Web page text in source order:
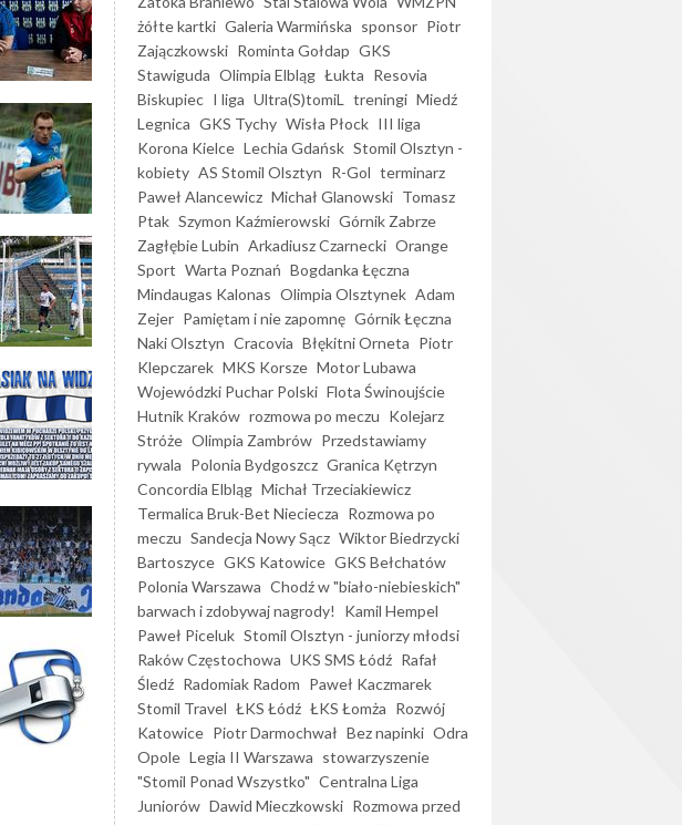
żółte kartki Galeria Warmińska sponsor Piotr
Zajączkowski Rominta Gołdap GKS
Stawiguda Olimpia Elbląg Łukta Resovia
Biskupiec I liga Ultra(S)tomiL treningi Miedź
Legnica GKS Tychy Wisła Płock III liga
Korona Kielce Lechia Gdańsk Stomil Olsztyn -
kobiety AS Stomil Olsztyn R-Gol terminarz
Paweł Alancewicz Michał Glanowski Tomasz
Ptak Szymon Kaźmierowski Górnik Zabrze
Zagłębie Lubin Arkadiusz Czarnecki Orange
Sport Warta Poznań Bogdanka Łęczna
Mindaugas Kalonas Olimpia Olsztynek Adam
Zejer Pamiętam i nie zapomnę Górnik Łęczna
Naki Olsztyn Cracovia Błękitni Orneta Piotr
Klepczarek MKS Korsze Motor Lubawa
Wojewódzki Puchar Polski Flota Świnoujście
Hutnik Kraków rozmowa po meczu Kolejarz
Stróże Olimpia Zambrów Przedstawiamy
rywala Polonia Bydgoszcz Granica Kętrzyn
Concordia Elbląg Michał Trzeciakiewicz
Termalica Bruk-Bet Nieciecza Rozmowa po
meczu Sandecja Nowy Sącz Wiktor Biedrzycki
Bartoszyce GKS Katowice GKS Bełchatów
Polonia Warszawa Chodź w "biało-niebieskich"
barwach i zdobywaj nagrody!
Kamil Hempel
Paweł Piceluk Stomil Olsztyn - juniorzy młodsi
Raków Częstochowa UKS SMS Łódź Rafał
Śledź Radomiak Radom Paweł Kaczmarek
Stomil Travel ŁKS Łódź ŁKS Łomża Rozwój
Katowice Piotr Darmochwał Bez napinki Odra
Opole Legia II Warszawa stowarzyszenie
"Stomil Ponad Wszystko" Centralna Liga
Juniorów Dawid Mieczkowski Rozmowa przed